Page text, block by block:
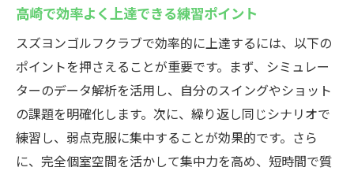
高崎で効率よく上達できる練習ポイント
スズヨンゴルフクラブで効率的に上達するには、以下の
ポイントを押さえることが重要です。まず、シミュレー
ターのデータ解析を活用し、自分のスイングやショット
の課題を明確化します。次に、繰り返し同じシナリオで
練習し、弱点克服に集中することが効果的です。さら
に、完全個室空間を活かして集中力を高め、短時間で質